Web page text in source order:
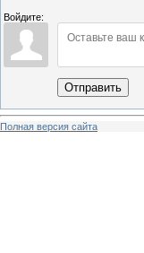
Войдите:
Отправить
Полная версия сайта